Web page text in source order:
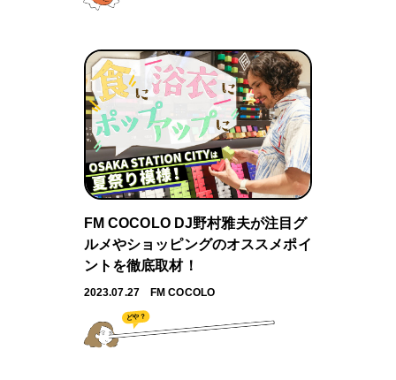
FM COCOLO DJ野村雅夫が注目グ
ルメやショッピングのオススメポイ
ントを徹底取材！
2023.07.27 FM COCOLO
どや？